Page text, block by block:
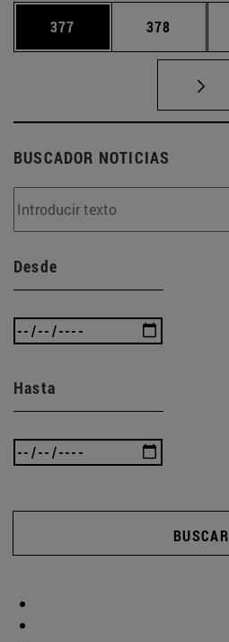
Página
377 Página
378
BUSCADOR NOTICIAS
Desde
Hasta
BUSCAR